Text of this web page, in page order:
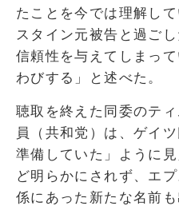
たことを今では理解し
スタイン元被告と過ご
信頼性を与えてしまっ
わびする」と述べた。
聴取を終えた同委のテ
員（共和党）は、ゲイ
準備していた」ように
ど明らかにされず、エ
係にあった新たな名前